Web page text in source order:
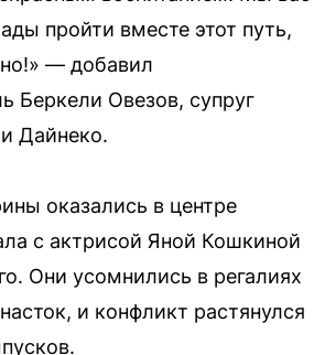
пройти вместе этот путь,
— добавил
Беркели Овезов, супруг
Дайнеко.
оказались в центре
с актрисой Яной Кошкиной
Они усомнились в регалиях
и конфликт растянулся